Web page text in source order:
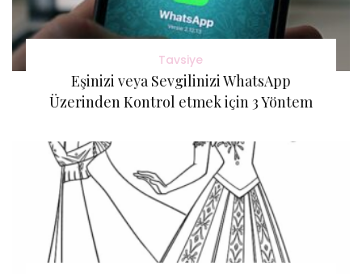
Tavsiye
Eşinizi veya Sevgilinizi WhatsApp
Üzerinden Kontrol etmek için 3 Yöntem